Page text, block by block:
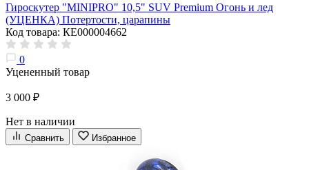
Гироскутер "MINIPRO" 10,5" SUV Premium Огонь и лед
(УЦЕНКА) Потертости, царапины
Код товара: КЕ000004662
0
Уцененный товар
3 000 ₽
Нет в наличии
Сравнить Избранное